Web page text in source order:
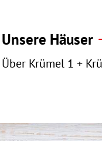
Unsere Häuser
Über Krümel 1 +